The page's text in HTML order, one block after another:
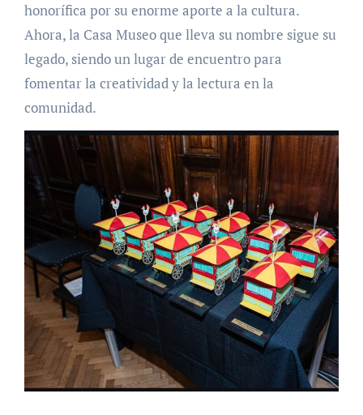
honorífica por su enorme aporte a la cultura.
Ahora, la Casa Museo que lleva su nombre sigue su
legado, siendo un lugar de encuentro para
fomentar la creatividad y la lectura en la
comunidad.